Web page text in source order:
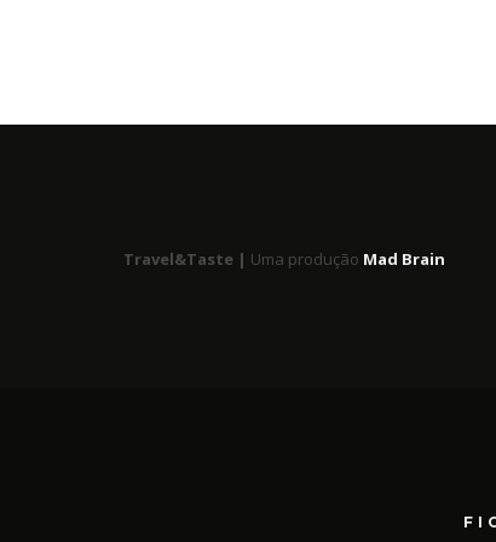
Travel&Taste | Uma produção Mad Brain